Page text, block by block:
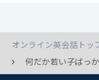
オンライン英会話トッ
何だか若い子ばっ